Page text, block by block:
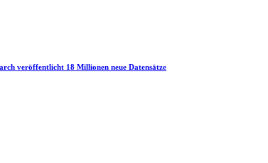
veröffentlicht 18 Millionen neue Datensätze